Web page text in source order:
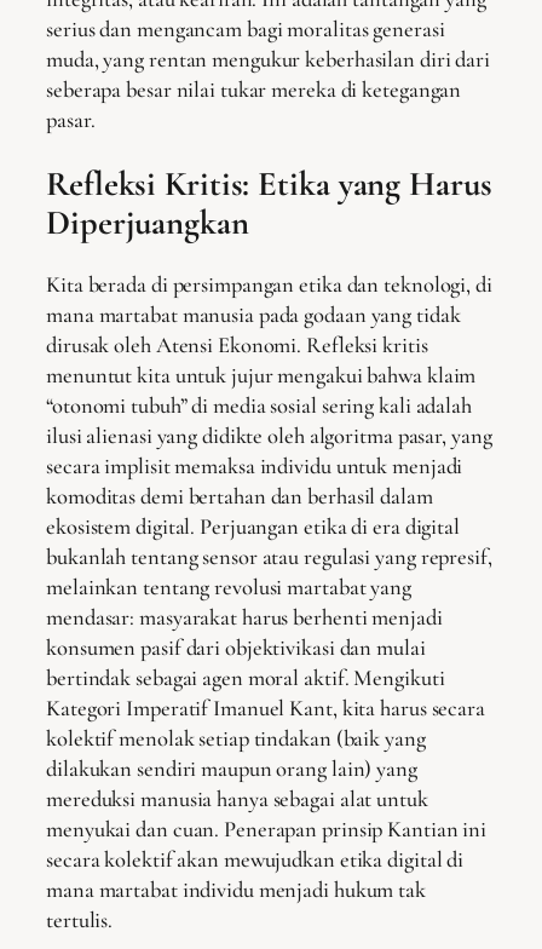
serius dan mengancam bagi moralitas generasi
muda, yang rentan mengukur keberhasilan diri dari
seberapa besar nilai tukar mereka di ketegangan
pasar.
Refleksi Kritis: Etika yang Harus
Diperjuangkan
Kita berada di persimpangan etika dan teknologi, di
mana martabat manusia pada godaan yang tidak
dirusak oleh Atensi Ekonomi. Refleksi kritis
menuntut kita untuk jujur ​​mengakui bahwa klaim
“otonomi tubuh” di media sosial sering kali adalah
ilusi alienasi yang didikte oleh algoritma pasar, yang
secara implisit memaksa individu untuk menjadi
komoditas demi bertahan dan berhasil dalam
ekosistem digital. Perjuangan etika di era digital
bukanlah tentang sensor atau regulasi yang represif,
melainkan tentang revolusi martabat yang
mendasar: masyarakat harus berhenti menjadi
konsumen pasif dari objektivikasi dan mulai
bertindak sebagai agen moral aktif. Mengikuti
Kategori Imperatif Imanuel Kant, kita harus secara
kolektif menolak setiap tindakan (baik yang
dilakukan sendiri maupun orang lain) yang
mereduksi manusia hanya sebagai alat untuk
menyukai dan cuan. Penerapan prinsip Kantian ini
secara kolektif akan mewujudkan etika digital di
mana martabat individu menjadi hukum tak
tertulis.